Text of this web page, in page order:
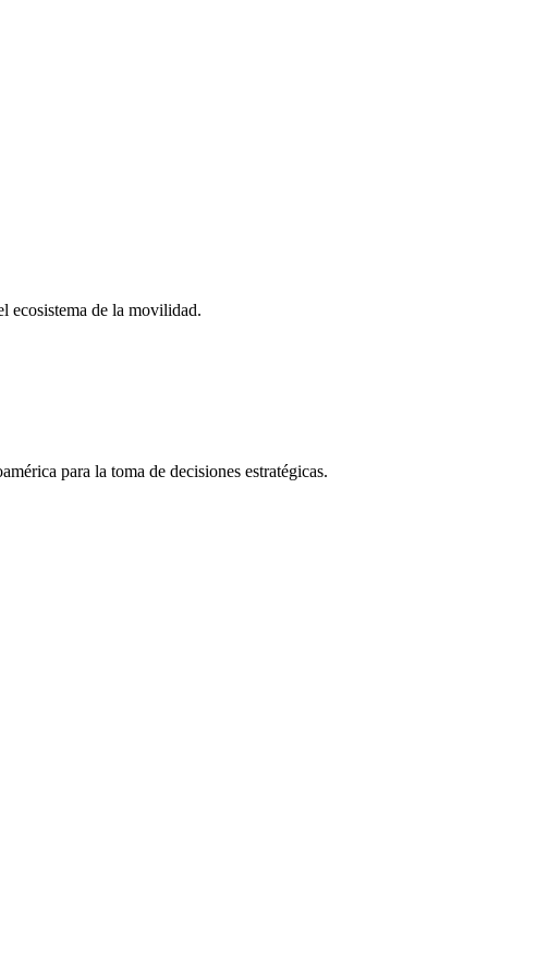
ecosistema de la movilidad.
para la toma de decisiones estratégicas.